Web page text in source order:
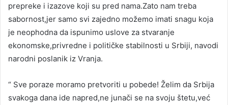
prepreke i izazove koji su pred nama.Zato nam treba
sabornost,jer samo svi zajedno možemo imati snagu koja
je neophodna da ispunimo uslove za stvaranje
ekonomske,privredne i političke stabilnosti u Srbiji, navodi
narodni poslanik iz Vranja.
“ Sve poraze moramo pretvoriti u pobede! Želim da Srbija
svakoga dana ide napred,ne junači se na svoju štetu,već